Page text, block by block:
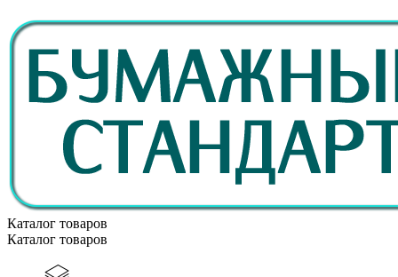
Каталог товаров
Каталог товаров